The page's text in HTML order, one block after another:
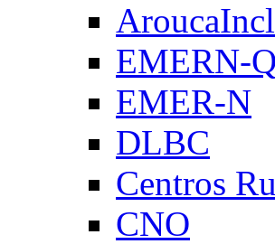
EMERN-Q
EMER-N
DLBC
Centros
CNO